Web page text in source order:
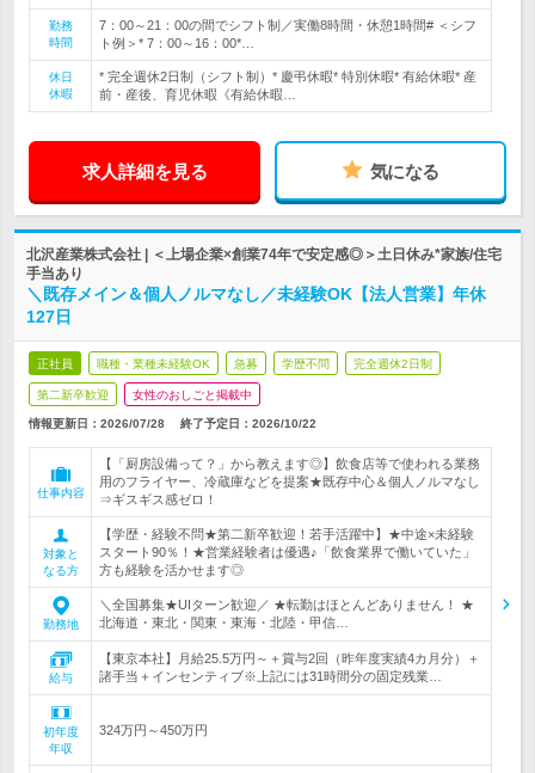
勤務
時間
7：00～21：00の間でシフト制／実働8時間・休憩1時間# ＜シフ
ト例＞* 7：00～16：00*…
休日
休暇
* 完全週休2日制（シフト制）* 慶弔休暇* 特別休暇* 有給休暇* 産
前・産後、育児休暇《有給休暇…
求人詳細を見る 気になる
北沢産業株式会社 | ＜上場企業×創業74年で安定感◎＞土日休み*家族/住宅
手当あり
＼既存メイン＆個人ノルマなし／未経験OK【法人営業】年休
127日
正社員 職種・業種未経験OK 急募 学歴不問 完全週休2日制
第二新卒歓迎 女性のおしごと掲載中
情報更新日：2026/07/28 終了予定日： 2026/10/22
仕事内容
【「厨房設備って？」から教えます◎】飲食店等で使われる業務
用のフライヤー、冷蔵庫などを提案★既存中心＆個人ノルマなし
⇒ギスギス感ゼロ！
対象と
なる方
【学歴・経験不問★第二新卒歓迎！若手活躍中】★中途×未経験
スタート90％！★営業経験者は優遇♪「飲食業界で働いていた」
方も経験を活かせます◎
勤務地
＼全国募集★UIターン歓迎／ ★転勤はほとんどありません！ ★
北海道・東北・関東・東海・北陸・甲信…
給与
【東京本社】月給25.5万円～＋賞与2回（昨年度実績4カ月分）＋
諸手当＋インセンティブ※上記には31時間分の固定残業…
初年度
年収
324万円～450万円